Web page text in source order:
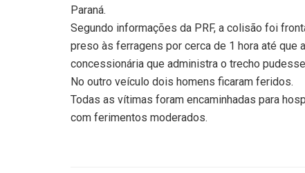
Paraná.
Segundo informações da PRF, a colisão foi
preso às ferragens por cerca de 1 hora até que
concessionária que administra o trecho
No outro veículo dois homens ficaram feridos.
Todas as vítimas foram encaminhadas para
com ferimentos moderados.